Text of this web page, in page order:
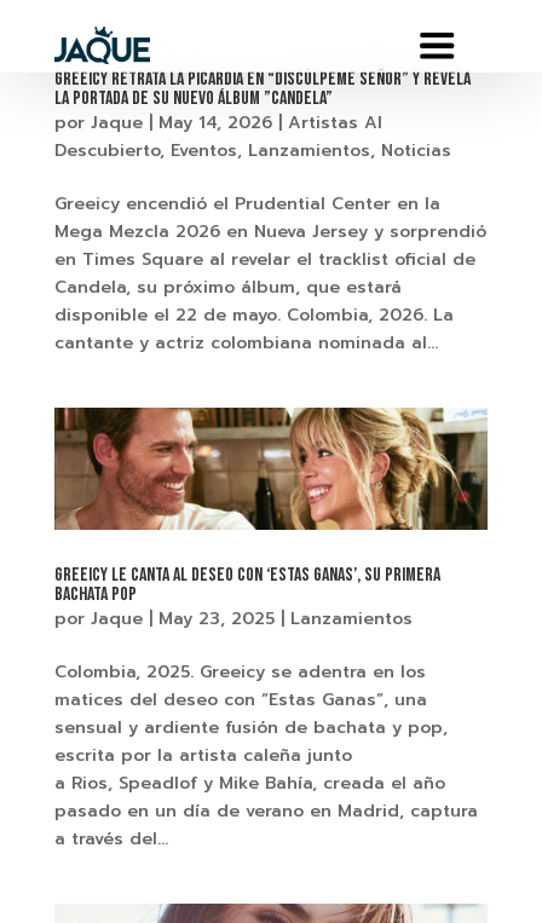
Greeicy retrata la picardia en “Discúlpeme Señor” y revela
la portada de su nuevo álbum ”Candela”
por Jaque| May 14, 2026| Artistas Al
Descubierto, Eventos, Lanzamientos, Noticias
Greeicy encendió el Prudential Center en la
Mega Mezcla 2026 en Nueva Jersey y sorprendió
en Times Square al revelar el tracklist oficial de
Candela, su próximo álbum, que estará
disponible el 22 de mayo. Colombia, 2026. La
cantante y actriz colombiana nominada al...
Greeicy le canta al deseo con ‘Estas Ganas’, su primera
bachata pop
por Jaque| May 23, 2025| Lanzamientos
Colombia, 2025. Greeicy se adentra en los
matices del deseo con “Estas Ganas”, una
sensual y ardiente fusión de bachata y pop,
escrita por la artista caleña junto
a Rios, Speadlof y Mike Bahía, creada el año
pasado en un día de verano en Madrid, captura
a través del...